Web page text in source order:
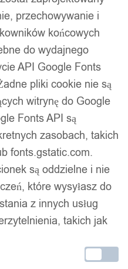
przechowywanie i
końcowych
do wydajnego
API Google Fonts
pliki cookie nie są
witrynę do Google
Fonts API są
zasobach, takich
fonts.gstatic.com.
są oddzielne i nie
które wysyłasz do
z innych usług
takich jak